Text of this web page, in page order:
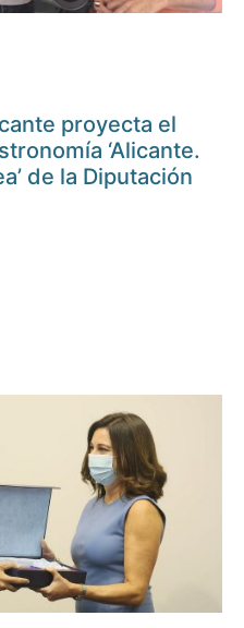
proyecta el
‘Alicante.
de la Diputación